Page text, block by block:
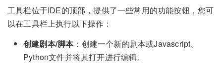
工具栏位于IDE的顶部，提供了一些常用的功能按钮，您可
以在工具栏上执行以下操作：
创建剧本/脚本：创建一个新的剧本或Javascript、
Python文件并将其打开进行编辑。